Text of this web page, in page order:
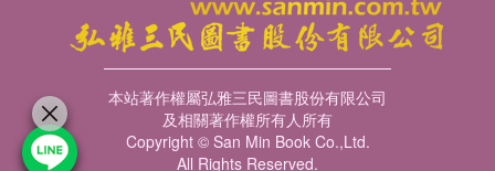
本站著作權屬弘雅三民圖書股份有限公司
及相關著作權所有人所有
Copyright © San Min Book Co.,Ltd.
All Rights Reserved.